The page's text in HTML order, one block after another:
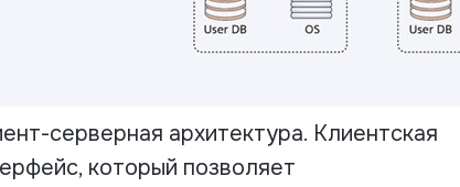
серверная архитектура. Клиентская
который позволяет